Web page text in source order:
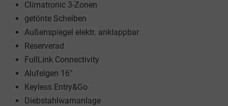
Climatronic 3-Zonen
getönte Scheiben
Außenspiegel elektr. anklappbar
Reserverad
FullLink Connectivity
Alufelgen 16"
Keyless Entry&Go
Diebstahlwarnanlage